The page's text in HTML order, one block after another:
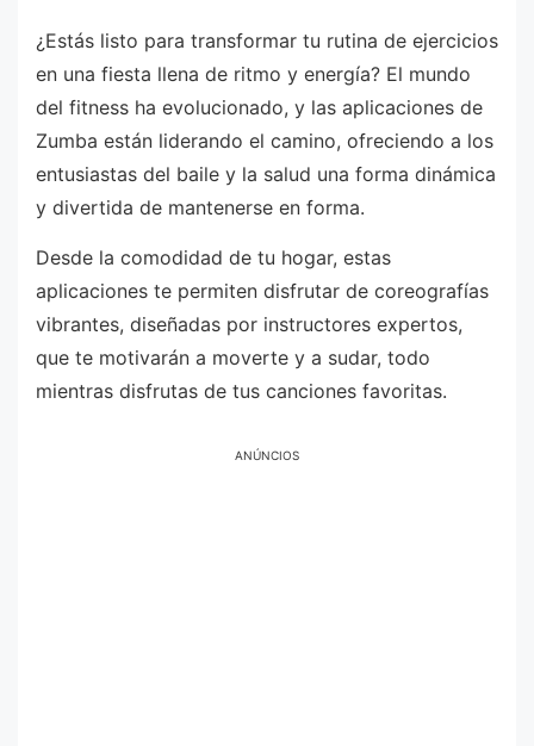
¿Estás listo para transformar tu rutina de ejercicios
en una fiesta llena de ritmo y energía? El mundo
del fitness ha evolucionado, y las aplicaciones de
Zumba están liderando el camino, ofreciendo a los
entusiastas del baile y la salud una forma dinámica
y divertida de mantenerse en forma.
Desde la comodidad de tu hogar, estas
aplicaciones te permiten disfrutar de coreografías
vibrantes, diseñadas por instructores expertos,
que te motivarán a moverte y a sudar, todo
mientras disfrutas de tus canciones favoritas.
ANÚNCIOS